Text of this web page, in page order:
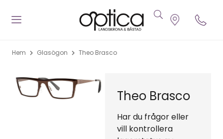
Hem Glasögon Theo Brasco
Theo Brasco
Har du frågor eller
vill kontrollera